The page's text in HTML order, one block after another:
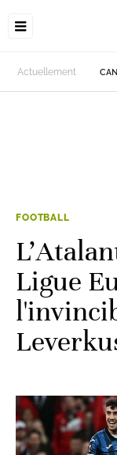
Actuellement
FOOTBALL
Ligue